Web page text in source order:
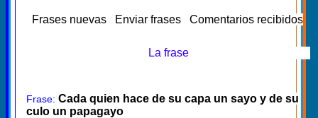
Frases nuevas Enviar frases Comentarios recibidos
La frase
Frase: Cada quien hace de su capa un sayo y de su
culo un papagayo